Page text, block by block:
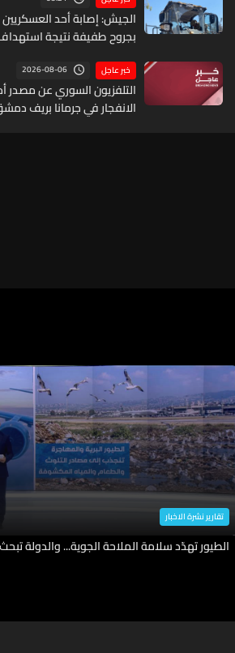
الجيش: إصابة أحد العسكريين
بجروح طفيفة نتيجة
المنصوري - صور أثناء عملها
فتح الطرقات وإزالة الركام
خبر عاجل 2026-08-06
التلفزيون السوري عن مصدر
الانفجار في جرمانا بريف
تقارير نشرة الاخبار
الطيور تهدّد سلامة الملاحة الجوية... والدولة